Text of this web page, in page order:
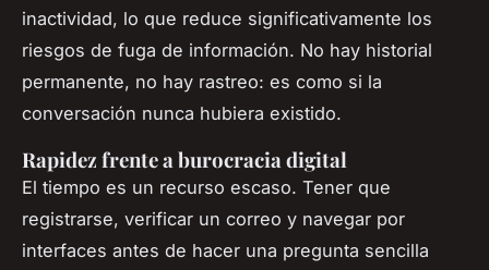
inactividad, lo que reduce significativamente los
riesgos de fuga de información. No hay historial
permanente, no hay rastreo: es como si la
conversación nunca hubiera existido.
Rapidez frente a burocracia digital
El tiempo es un recurso escaso. Tener que
registrarse, verificar un correo y navegar por
interfaces antes de hacer una pregunta sencilla